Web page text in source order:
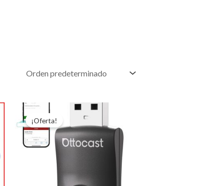
¡Oferta!
precio
original
era:
S/500.00.
El
precio
actual
es:
S/450.00.